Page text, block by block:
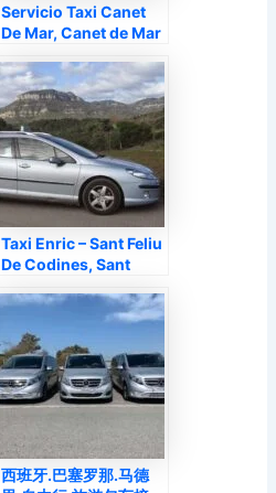
Servicio Taxi Canet
De Mar, Canet de Mar
Taxi Enric – Sant Feliu
De Codines, Sant
Barcelona
西班牙.巴塞罗那.马德